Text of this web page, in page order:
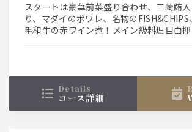
スタートは豪華前菜盛り合わせ、三崎鮪
り、マダイのポワレ、名物の
毛和牛の赤ワイン煮！メイン級料理目白
details
コース詳細